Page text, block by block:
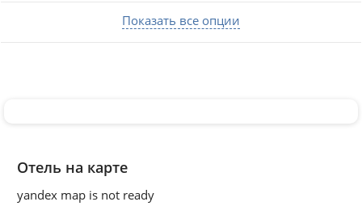
Показать все опции
Отель на карте
yandex map is not ready